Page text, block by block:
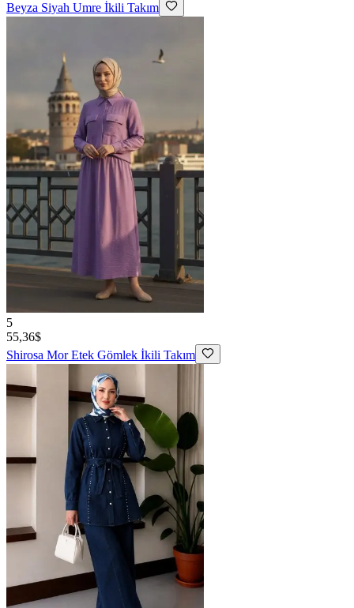
Beyza Siyah Umre İkili Takım
5
55,36$
Shirosa Mor Etek Gömlek İkili Takım